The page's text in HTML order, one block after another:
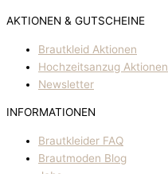
AKTIONEN & GUTSCHEINE
Brautkleid Aktionen
Hochzeitsanzug Aktionen
Newsletter
INFORMATIONEN
Brautkleider FAQ
Brautmoden Blog